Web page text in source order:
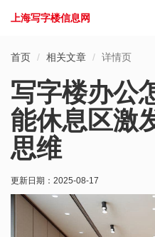
上海写字楼信息网
首页 相关文章 详情页
写字楼办公
能休息区激
思维
更新日期： 2025-08-17